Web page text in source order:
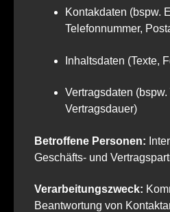
Kontakdaten (bspw.
Telefonnummer,
Inhaltsdaten (Texte,
Vertragsdaten
Vertragsdauer)
Betroffene Personen:
Geschäfts- und
Verarbeitungszweck:
Beantwortung von